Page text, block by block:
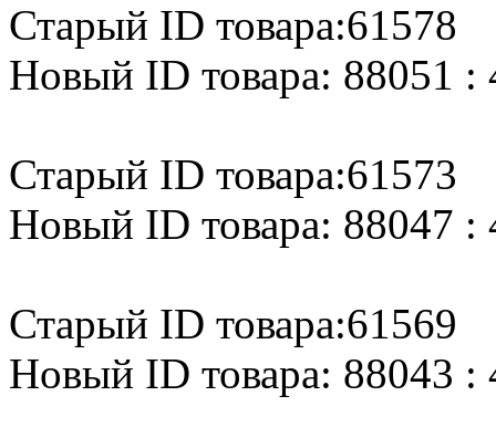
Старый ID товара:61578
Новый ID товара: 88051 :
Старый ID товара:61573
Новый ID товара: 88047 :
Старый ID товара:61569
Новый ID товара: 88043 :